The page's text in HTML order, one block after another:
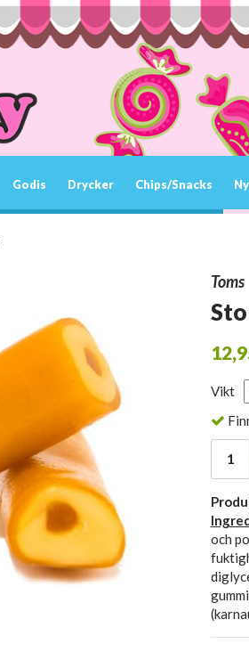
Godis Drycker Chips/Snacks
Toms
Vikt
och